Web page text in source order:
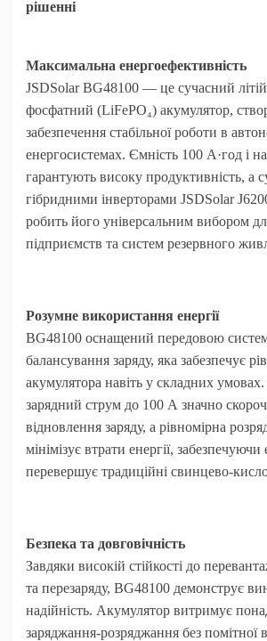
рішенні
Максимальна енергоефективність
JSDSolar BG48100 — це сучасний
фосфатний (LiFePO₄) акумулятор,
забезпечення стабільної роботи в
енергосистемах. Ємність 100 А·год і
гарантують високу продуктивність, а
гібридними інверторами JSDSolar
робить його універсальним вибором
підприємств та систем резервного
Розумне використання енергії
BG48100 оснащений передовою
балансування заряду, яка забезпечує
акумулятора навіть у складних
зарядний струм до 100 А значно
відновлення заряду, а рівномірна
мінімізує втрати енергії, забезпечуючи
перевершує традиційні свинцево-
Безпека та довговічність
Завдяки високій стійкості до
та перезаряду, BG48100 демонструє
надійність. Акумулятор витримує
заряджання-розряджання без помітної